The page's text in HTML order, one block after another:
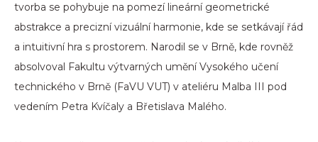
tvorba se pohybuje na pomezí lineární geometrické
abstrakce a precizní vizuální harmonie, kde se setkávají řád
a intuitivní hra s prostorem. Narodil se v Brně, kde rovněž
absolvoval Fakultu výtvarných umění Vysokého učení
technického v Brně (FaVU VUT) v ateliéru Malba III pod
vedením Petra Kvíčaly a Břetislava Malého.